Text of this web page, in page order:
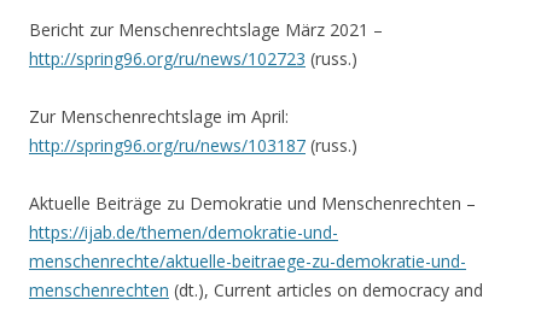
Bericht zur Menschenrechtslage März 2021 –
http://spring96.org/ru/news/102723 (russ.)
Zur Menschenrechtslage im April:
http://spring96.org/ru/news/103187 (russ.)
Aktuelle Beiträge zu Demokratie und Menschenrechten –
https://ijab.de/themen/demokratie-und-
menschenrechte/aktuelle-beitraege-zu-demokratie-und-
menschenrechten (dt.), Current articles on democracy and